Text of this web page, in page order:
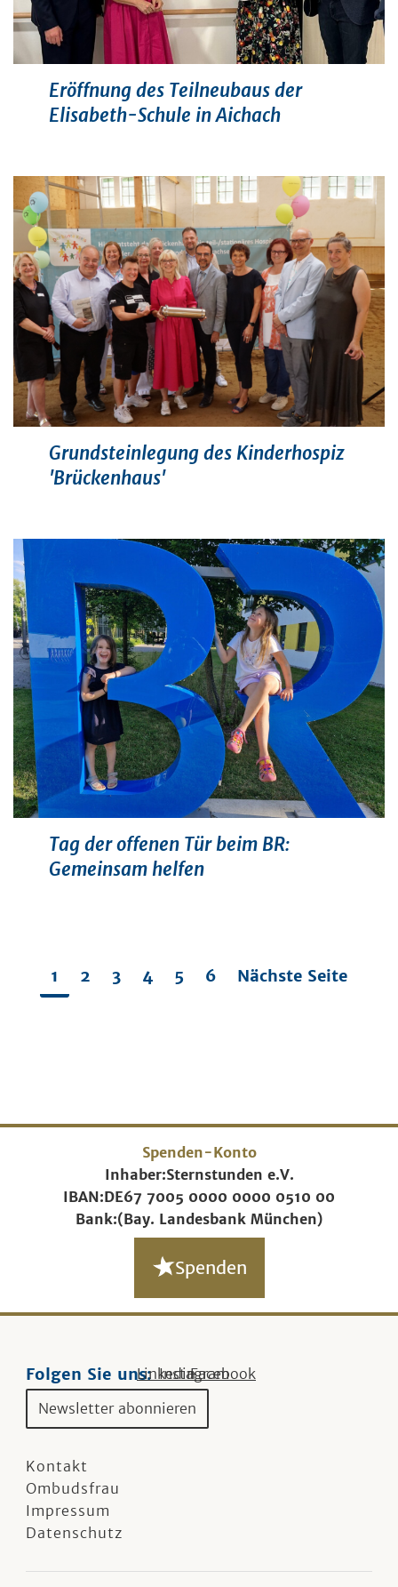
Eröffnung des Teilneubaus der
Elisabeth-Schule in Aichach
Grundsteinlegung des Kinderhospiz
'Brückenhaus'
Tag der offenen Tür beim BR:
Gemeinsam helfen
1 2 3 4 5 6 Nächste Seite
Spenden-Konto
Inhaber:Sternstunden e.V.
IBAN:DE67 7005 0000 0000 0510 00
Bank:(Bay. Landesbank München)
Spenden
Folgen Sie uns:Linkedin
Instagram
Facebook
Newsletter abonnieren
Kontakt
Ombudsfrau
Impressum
Datenschutz